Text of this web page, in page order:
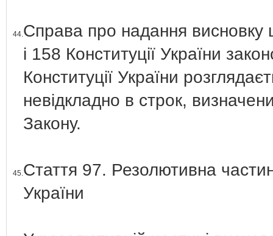
44.Справа про надання висновку
і 158 Конституції України
Конституції України
невідкладно в строк,
Закону.
45.Стаття 97. Резолютивна
України